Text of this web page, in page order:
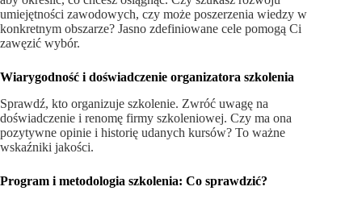
umiejętności zawodowych, czy może poszerzenia wiedzy w
konkretnym obszarze? Jasno zdefiniowane cele pomogą Ci
zawęzić wybór.
Wiarygodność i doświadczenie organizatora szkolenia
Sprawdź, kto organizuje szkolenie. Zwróć uwagę na
doświadczenie i renomę firmy szkoleniowej. Czy ma ona
pozytywne opinie i historię udanych kursów? To ważne
wskaźniki jakości.
Program i metodologia szkolenia: Co sprawdzić?